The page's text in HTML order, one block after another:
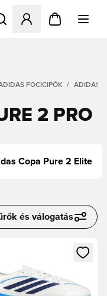
egy modált a
FOCICIPŐK ADIDAS
2 PRO
Copa Pure 2 Elite
és válogatás
vagy a tagként
egy modált a